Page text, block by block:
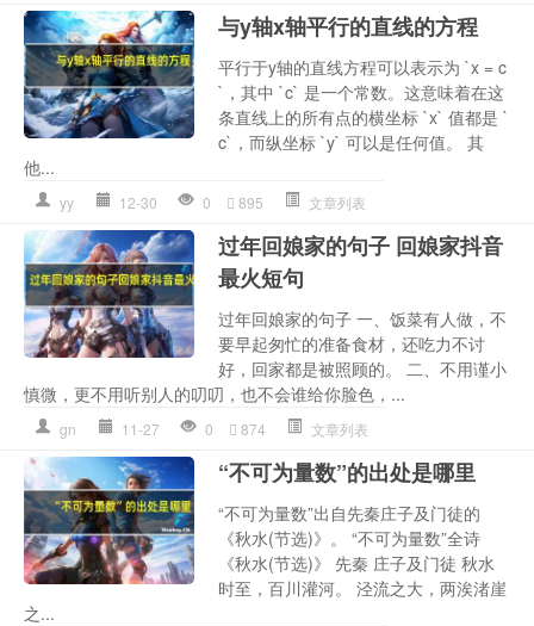
与y轴x轴平行的直线的方程
平行于y轴的直线方程可以表示为 `x = c
`，其中 `c` 是一个常数。这意味着在这
条直线上的所有点的横坐标 `x` 值都是 `
c`，而纵坐标 `y` 可以是任何值。 其
他...
yy 12-30 0 895 文章列表
过年回娘家的句子 回娘家抖音
最火短句
过年回娘家的句子 一、饭菜有人做，不
要早起匆忙的准备食材，还吃力不讨
好，回家都是被照顾的。 二、不用谨小
慎微，更不用听别人的叨叨，也不会谁给你脸色，...
gn 11-27 0 874 文章列表
“不可为量数”的出处是哪里
“不可为量数”出自先秦庄子及门徒的
《秋​水​(节​选)》。 “不可为量数”全诗
《秋​水​(节​选)》 先秦 庄子及门徒 秋水
时至，百川灌河。 泾流之大，两涘渚崖
之...